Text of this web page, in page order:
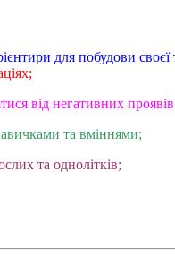
для побудови своєї
від негативних
та вміннями;
та однолітків;